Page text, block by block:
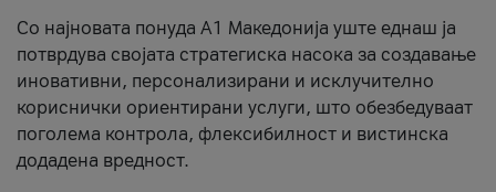
Со најновата понуда А1 Македонија уште еднаш ја
потврдува својата стратегиска насока за создавање
иновативни, персонализирани и исклучително
кориснички ориентирани услуги, што обезбедуваат
поголема контрола, флексибилност и вистинска
додадена вредност.